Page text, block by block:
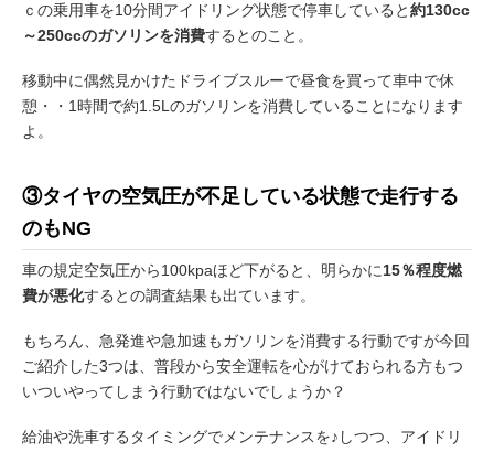
ｃの乗用車を10分間アイドリング状態で停車していると約130cc
～250ccのガソリンを消費するとのこと。
移動中に偶然見かけたドライブスルーで昼食を買って車中で休
憩・・1時間で約1.5Lのガソリンを消費していることになります
よ。
③タイヤの空気圧が不足している状態で走行する
のもNG
車の規定空気圧から100kpaほど下がると、明らかに15％程度燃
費が悪化するとの調査結果も出ています。
もちろん、急発進や急加速もガソリンを消費する行動ですが今回
ご紹介した3つは、普段から安全運転を心がけておられる方もつ
いついやってしまう行動ではないでしょうか？
給油や洗車するタイミングでメンテナンスを♪しつつ、アイドリ